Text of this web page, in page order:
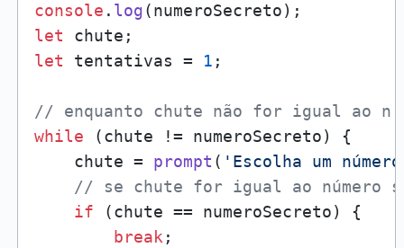
console . log
let
let tentativas = 1 ;
// enquanto chute não for igual ao
while (chute != numeroSecreto) {
    chute =
prompt ( 'Escolha um
// se chute for igual ao número
if (chute == numeroSecreto) {
break;